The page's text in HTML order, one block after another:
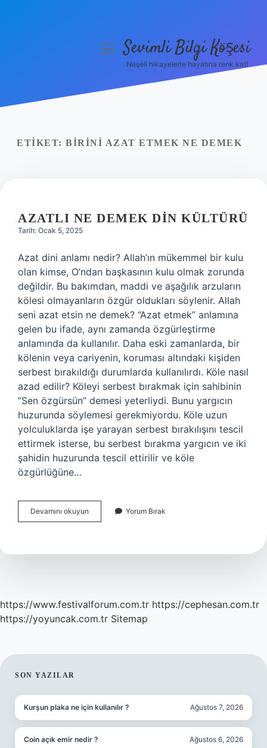
Yasal Uyarı
menüyüSevimli Bilgi Köşesi
Neşeli hikayelerle hayatına renk kat!
ETIKET: BIRINI AZAT ETMEK NE DEMEK
AZATLI NE DEMEK DIN KÜLTÜRÜ
Tarih: Ocak 5, 2025
Azat dini anlamı nedir? Allah’ın mükemmel bir kulu
olan kimse, O’ndan başkasının kulu olmak zorunda
değildir. Bu bakımdan, maddi ve aşağılık arzuların
kölesi olmayanların özgür oldukları söylenir. Allah
seni azat etsin ne demek? “Azat etmek” anlamına
gelen bu ifade, aynı zamanda özgürleştirme
anlamında da kullanılır. Daha eski zamanlarda, bir
kölenin veya cariyenin, koruması altındaki kişiden
serbest bırakıldığı durumlarda kullanılırdı. Köle nasıl
azad edilir? Köleyi serbest bırakmak için sahibinin
“Sen özgürsün” demesi yeterliydi. Bunu yargıcın
huzurunda söylemesi gerekmiyordu. Köle uzun
yolculuklarda işe yarayan serbest bırakılışını tescil
ettirmek isterse, bu serbest bırakma yargıcın ve iki
şahidin huzurunda tescil ettirilir ve köle
özgürlüğüne…
Devamını okuyun
Ne
Kültürü
Yorum Bırak
https://www.festivalforum.com.tr https://cephesan.com.tr
https://yoyuncak.com.tr Sitemap
SIDEBAR
SON YAZILAR
Kurşun plaka ne için kullanılır ? Ağustos 7, 2026
Coin açık emir nedir ? Ağustos 6, 2026